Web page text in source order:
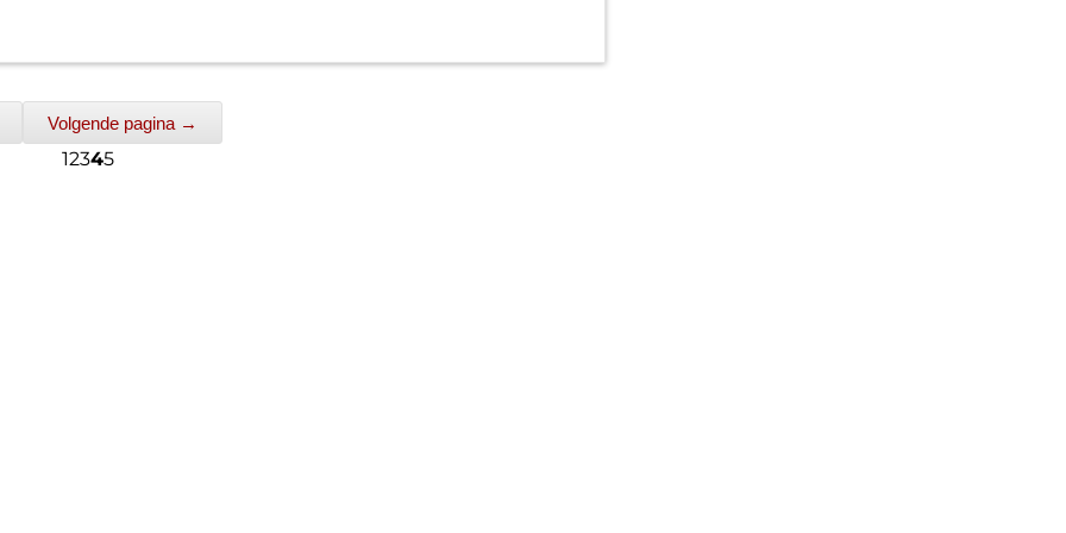
Volgende pagina →
12345